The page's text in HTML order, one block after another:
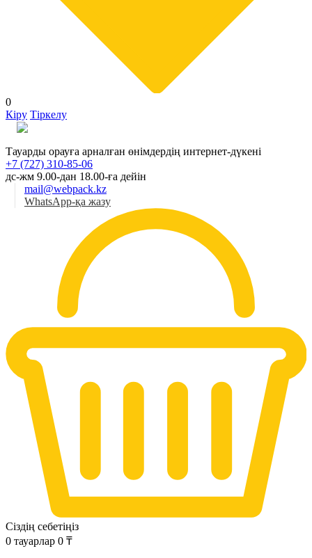
0
Кіру Тіркелу
Тауарды орауға арналған өнімдердің интернет-дүкені
+7 (727) 310-85-06
дс-жм 9.00-дан 18.00-ға дейін
mail@webpack.kz
WhatsApp-қа жазу
Сіздің себетіңіз
0 тауарлар 0 ₸